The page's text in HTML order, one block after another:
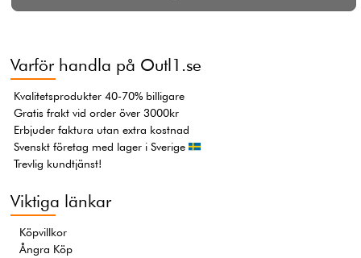
Varför handla på Outl1.se
Kvalitetsprodukter 40-70% billigare
Gratis frakt vid order över 3000kr
Erbjuder faktura utan extra kostnad
Svenskt företag med lager i Sverige
Trevlig kundtjänst!
Viktiga länkar
Köpvillkor
Ångra Köp